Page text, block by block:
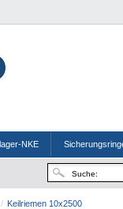
NKE
/ Keilriemen 10x2500